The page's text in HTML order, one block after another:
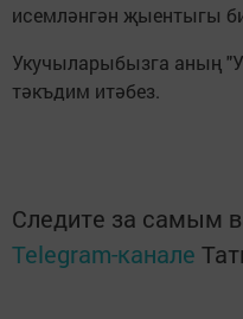
исемләнгән җыентыгы
Укучыларыбызга аның
тәкъдим итәбез.
Следите за самым
Telegram-канале